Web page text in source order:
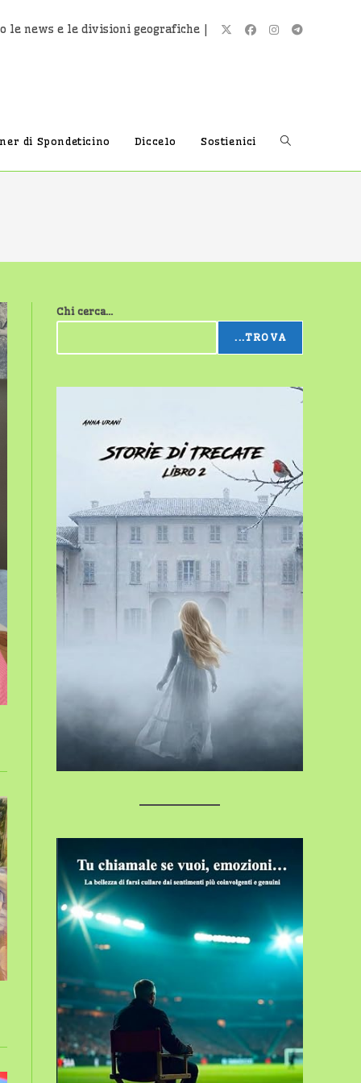
le news e le divisioni geografiche |
di Spondeticino Diccelo Sostienici Attiva/
ricerca
sul
Chi cerca...
...TROVA